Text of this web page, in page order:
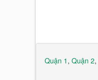
Quận 1 , Quận 2,